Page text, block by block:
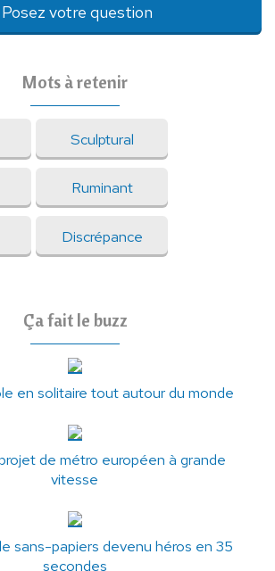
Posez votre question
Mots à retenir
Sculptural
Ruminant
Discrépance
Ça fait le buzz
en solitaire tout autour du monde
de métro européen à grande
vitesse
sans-papiers devenu héros en 35
secondes